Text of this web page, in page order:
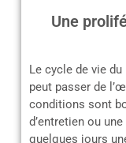
Une
Le cycle de vie
peut passer de
conditions sont
d’entretien ou
quelques jours